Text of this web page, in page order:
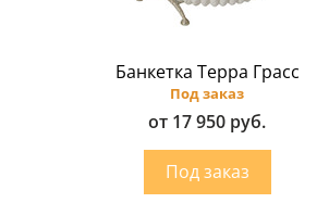
Банкетка Терра Грасс
Под заказ
от 17 950 руб.